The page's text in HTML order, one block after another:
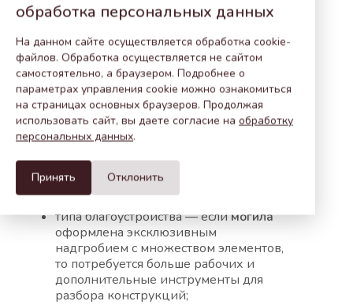
снятию изаменестарого монумента на
Сколько стоит демонтаж
памятника на кладбищев
Слуцке?
начинается от 100–150
рублей
нескольких факторов:
типа благоустройства — еслимогила
оформлена эксклюзивным
надгробием с множеством элементов,
то потребуется больше рабочих и
дополнительные инструменты для
разбора конструкций;
обработка персональных данных
На данном сайте осуществляется обработка cookie-
файлов. Обработка осуществляется не сайтом
самостоятельно, а браузером. Подробнее о
параметрах управления cookie можно ознакомиться
на страницах основных браузеров. Продолжая
использовать сайт, вы даете согласие на обработку
персональных данных.
Принять Отклонить